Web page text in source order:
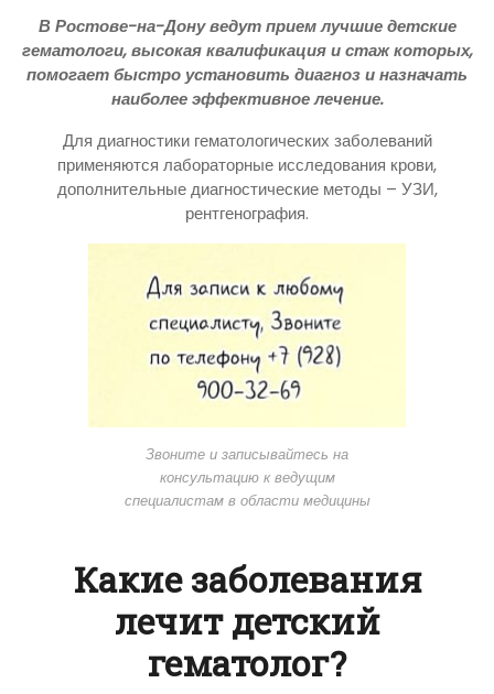
В Ростове-на-Дону ведут прием лучшие детские
гематологи, высокая квалификация и стаж которых,
помогает быстро установить диагноз и назначать
наиболее эффективное лечение.
Для диагностики гематологических заболеваний
применяются лабораторные исследования крови,
дополнительные диагностические методы – УЗИ,
рентгенография.
Звоните и записывайтесь на
консультацию к ведущим
специалистам в области медицины
Какие заболевания
лечит детский
гематолог?